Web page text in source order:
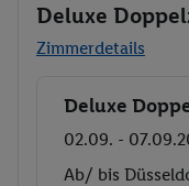
Deluxe
Zimmerdetails
Buchen
Deluxe
02.09. -
Ab/ bis